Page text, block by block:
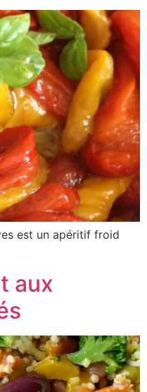
est un apéritif froid
aux